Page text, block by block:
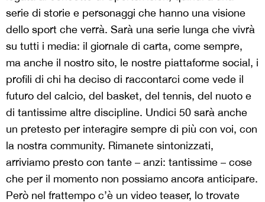
serie di storie e personaggi che hanno una visione
dello sport che verrà. Sarà una serie lunga che vivrà
su tutti i media: il giornale di carta, come sempre,
ma anche il nostro sito, le nostre piattaforme social, i
profili di chi ha deciso di raccontarci come vede il
futuro del calcio, del basket, del tennis, del nuoto e
di tantissime altre discipline. Undici 50 sarà anche
un pretesto per interagire sempre di più con voi, con
la nostra community. Rimanete sintonizzati,
arriviamo presto con tante – anzi: tantissime – cose
che per il momento non possiamo ancora anticipare.
Però nel frattempo c’è un video teaser, lo trovate